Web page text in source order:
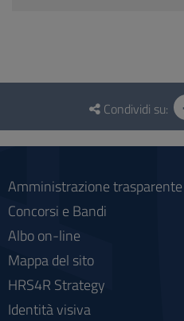
Questionario
social
Condividi su:
Amministrazione trasparente
Concorsi e Bandi
Albo on-line
Mappa del sito
HRS4R Strategy
Identità visiva